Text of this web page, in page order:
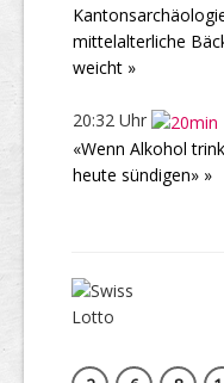
mittelalterliche
weicht »
20:32 Uhr
«Wenn Alkohol
heute sündigen» »